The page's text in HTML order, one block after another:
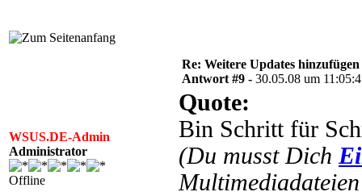
WSUS.DE-Admin
Administrator
Offline
Re: Weitere Updates hinzufügen
Antwort #9 - 30.05.08 um
Quote:
Bin Schritt für
(Du musst Dich